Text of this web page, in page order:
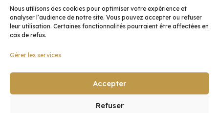
Nous utilisons des cookies pour optimiser votre expérience et
analyser l’audience de notre site. Vous pouvez accepter ou refuser
leur utilisation. Certaines fonctionnalités pourraient être affectées en
cas de refus.
Gérer les services
Accepter
Refuser